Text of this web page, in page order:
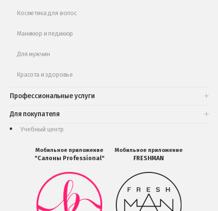
Косметика для волос
Маникюр и педикюр
Для мужчин
Красота и здоровье
Профессиональные услуги
Для покупателя
Учебный центр
Мобильное приложение
"Салоны Professional"
Мобильное
приложение
Салоны
Professional
загрузить
Мобильное приложение
FRESHMAN
Мобильное
приложение
FRESHMAN
в
Google